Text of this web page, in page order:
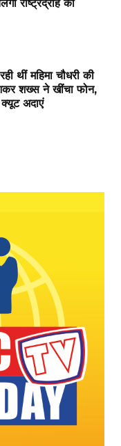
राष्ट्रद्रोह का
थीं महिमा चौधरी की
शख्स ने खींचा फोन,
क्यूट अदाएं